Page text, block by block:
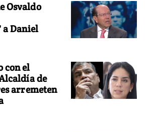
Osvaldo
Daniel
con el
de
arremeten